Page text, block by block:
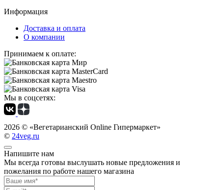
Информация
Доставка и оплата
О компании
Принимаем к оплате:
Мы в соцсетях:
2026 © «Вегетарианский Online Гипермаркет»
© 24veg.ru
Напишите нам
Мы всегда готовы выслушать новые предложения и
пожелания по работе нашего магазина